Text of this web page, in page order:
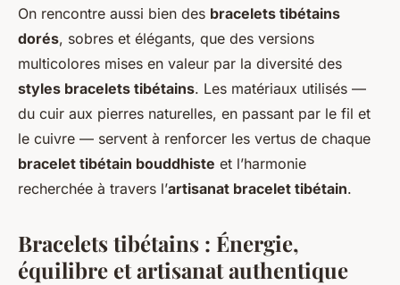
On rencontre aussi bien des bracelets tibétains
dorés, sobres et élégants, que des versions
multicolores mises en valeur par la diversité des
styles bracelets tibétains. Les matériaux utilisés —
du cuir aux pierres naturelles, en passant par le fil et
le cuivre — servent à renforcer les vertus de chaque
bracelet tibétain bouddhiste et l’harmonie
recherchée à travers l’artisanat bracelet tibétain.
Bracelets tibétains : Énergie,
équilibre et artisanat authentique